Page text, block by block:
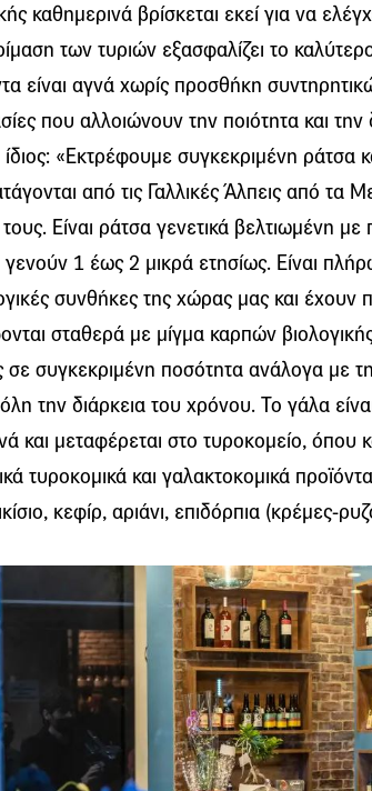
καθημερινά βρίσκεται εκεί για να
των τυριών εξασφαλίζει το
είναι αγνά χωρίς προσθήκη
που αλλοιώνουν την ποιότητα και
ίδιος: «Εκτρέφουμε συγκεκριμένη ράτσα
από τις Γαλλικές Άλπεις από τα
Είναι ράτσα γενετικά βελτιωμένη
1 έως 2 μικρά ετησίως. Είναι
συνθήκες της χώρας μας και
σταθερά με μίγμα καρπών
σε συγκεκριμένη ποσότητα ανάλογα με
την διάρκεια του χρόνου. Το γάλα
και μεταφέρεται στο τυροκομείο, όπου
τυροκομικά και γαλακτοκομικά
κεφίρ, αριάνι, επιδόρπια (κρέμες-